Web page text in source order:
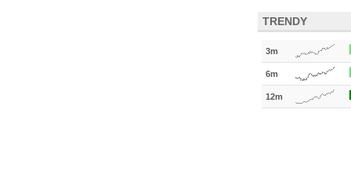
TRENDY
3m
6m
12m